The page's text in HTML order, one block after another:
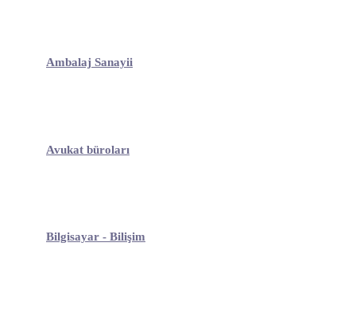
Ambalaj Sanayii
Avukat büroları
Bilgisayar - Bilişim